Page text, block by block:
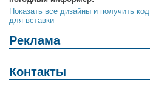
Показать все дизайны и получить код
для вставки
Реклама
Контакты